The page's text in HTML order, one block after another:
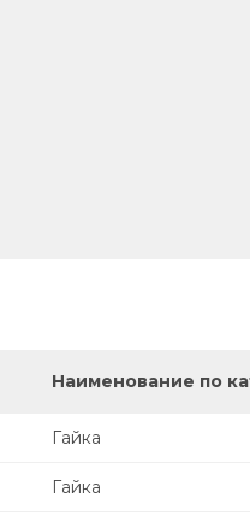
Наименование по
Гайка
Гайка